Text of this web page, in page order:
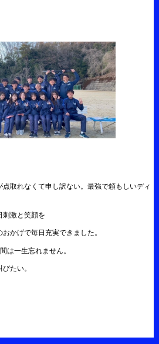
取れなくて申し訳ない。最強で頼もしいディ
刺激と笑顔を
かげで毎日充実できました。
は一生忘れません。
たい。